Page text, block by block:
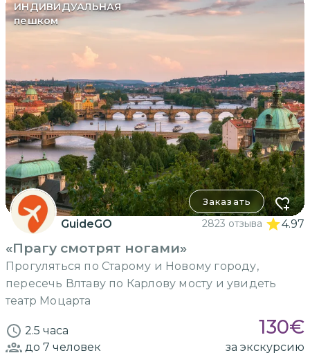
ИНДИВИДУАЛЬНАЯ
пешком
Заказать
GuideGO 2823 отзыва 4.97
«Прагу смотрят ногами»
Прогуляться по Старому и Новому городу,
пересечь Влтаву по Карлову мосту и увидеть
театр Моцарта
2.5 часа 130€
до 7 человек за экскурсию